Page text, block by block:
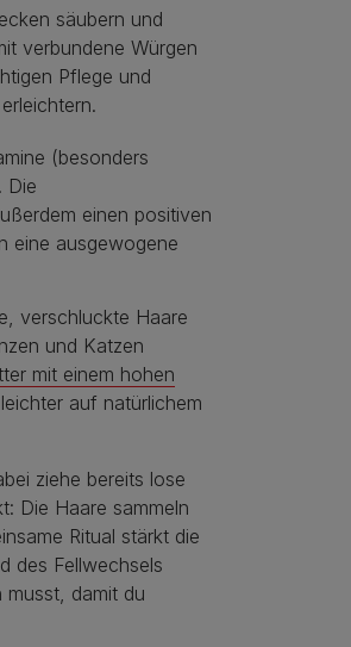
säubern und
verbundene Würgen
Pflege und
(besonders
Die
einen positiven
eine ausgewogene
verschluckte Haare
und Katzen
mit einem hohen
auf natürlichem
ziehe bereits lose
Die Haare sammeln
Ritual stärkt die
des Fellwechsels
musst, damit du